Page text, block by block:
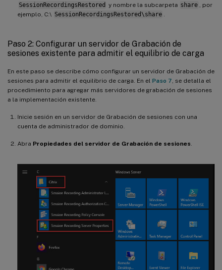
SessionRecordingsRestored y nombre la subcarpeta share , por
ejemplo, C:\ SessionRecordingsRestored\share .
Paso 2: Configurar un servidor de Grabación de
sesiones existente para admitir el equilibrio de carga
En este paso se describe cómo configurar un servidor de Grabación de
sesiones para admitir el equilibrio de carga. En el Paso 7, se detalla el
procedimiento para agregar más servidores de grabación de sesiones
a la implementación existente.
Inicie sesión en un servidor de Grabación de sesiones con una
cuenta de administrador de dominio.
Abra Propiedades del servidor de Grabación de sesiones.